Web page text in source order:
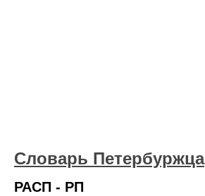
Словарь Петербуржца
РАСП - РП